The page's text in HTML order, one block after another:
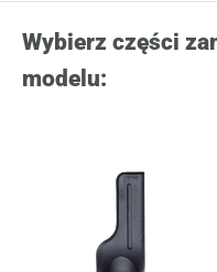
Wybierz części
modelu: